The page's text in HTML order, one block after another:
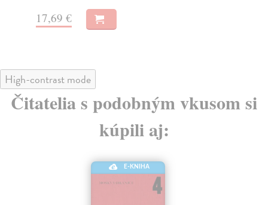
16,69 €
High-contrast mode
Čitatelia s podobným vkusom si
kúpili aj: